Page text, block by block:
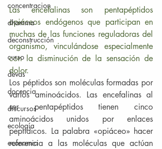
concentracion
dhamma
deconstrucción
curso
devas
docencia
discursos
ecología
economia
Las encefalinas son pentapéptidos
opiáceos endógenos que participan en
muchas de las funciones reguladoras del
organismo, vinculándose especialmente
con la disminución de la sensación de
dolor.
Los péptidos son moléculas formadas por
varios aminoácidos. Las encefalinas al
ser pentapéptidos tienen cinco
aminoácidos unidos por enlaces
peptídicos. La palabra «opiáceo» hacer
referencia a las moléculas que actúan